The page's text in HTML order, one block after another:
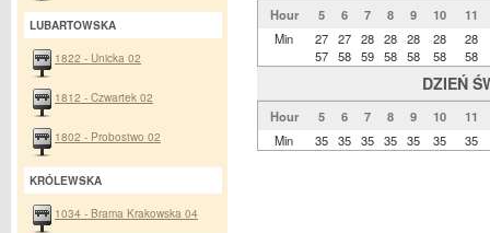
Hour 5 6 7 8 9 10
11
Min
27
57
27
58
28
59
28
58
28
58
28
58
28
58
DZIEŃ
Hour 5 6 7 8 9 10
11
Min
35 35 35 35 35 35 35
LUBARTOWSKA
1822 - Unicka 02
1812 - Czwartek 02
1802 - Probostwo 02
KRÓLEWSKA
1034 - Brama Krakowska 04